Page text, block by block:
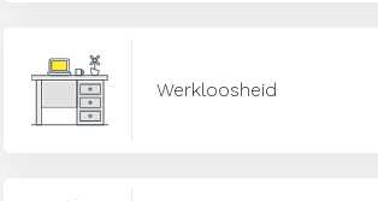
Werkloosheid